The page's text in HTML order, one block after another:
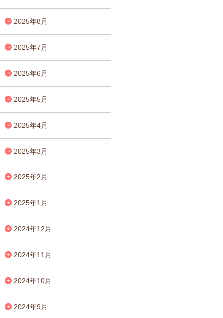
2025年8月
2025年7月
2025年6月
2025年5月
2025年4月
2025年3月
2025年2月
2025年1月
2024年12月
2024年11月
2024年10月
2024年9月